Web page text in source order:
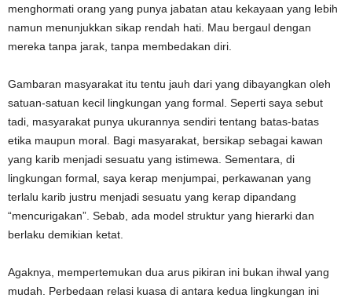
menghormati orang yang punya jabatan atau kekayaan yang lebih
namun menunjukkan sikap rendah hati. Mau bergaul dengan
mereka tanpa jarak, tanpa membedakan diri.
Gambaran masyarakat itu tentu jauh dari yang dibayangkan oleh
satuan-satuan kecil lingkungan yang formal. Seperti saya sebut
tadi, masyarakat punya ukurannya sendiri tentang batas-batas
etika maupun moral. Bagi masyarakat, bersikap sebagai kawan
yang karib menjadi sesuatu yang istimewa. Sementara, di
lingkungan formal, saya kerap menjumpai, perkawanan yang
terlalu karib justru menjadi sesuatu yang kerap dipandang
“mencurigakan”. Sebab, ada model struktur yang hierarki dan
berlaku demikian ketat.
Agaknya, mempertemukan dua arus pikiran ini bukan ihwal yang
mudah. Perbedaan relasi kuasa di antara kedua lingkungan ini